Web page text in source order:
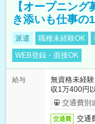
【オープニン
き添いも仕事の
派遣 職種未経験OK
WEB登録・面接OK
給与
無資格未経
収1万400円
交通費別
交通費 交通